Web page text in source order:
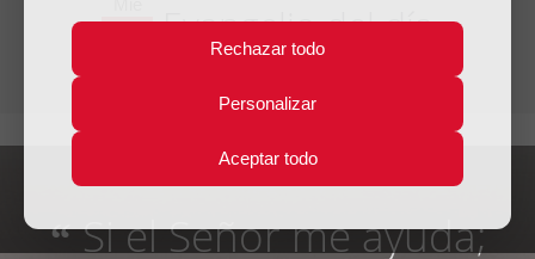
Rechazar todo
Personalizar
Aceptar todo
20 Evangelio del día
“Si el Señor me ayuda;